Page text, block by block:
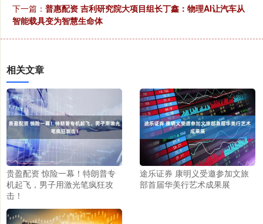
下一篇： 普惠配资 吉利研究院大项目组长丁鑫：物理AI让汽车从
智能载具变为智慧生命体
相关文章
贵盈配资 惊险一幕！特朗普专
机起飞，男子用激光笔疯狂攻
击！
途乐证券 康明义受邀参加文旅
部首届华美行艺术成果展